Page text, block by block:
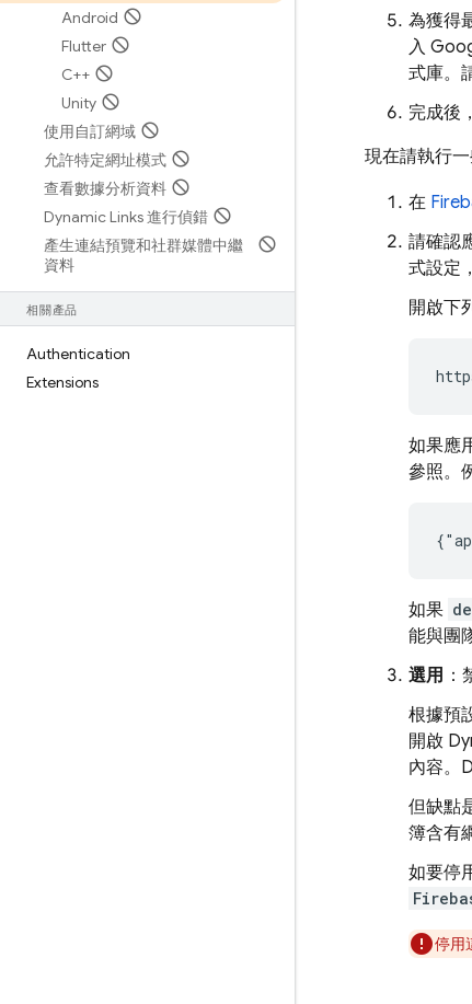
Android
Flutter
C++
Unity
使用自訂網域
允許特定網址模式
查看數據分析資料
Dynamic Links 進行偵錯
產生連結預覽和社群媒體中繼
資料
相關產品
Authentication
Extensions
為獲得
入
式庫。
完成後
現在請執行一
在
請確認
式設定
開啟下
如果應
參照。
如果
能與團
選用 ：
根據預
開啟
內容。
但缺點
簿含有
如要停
停用